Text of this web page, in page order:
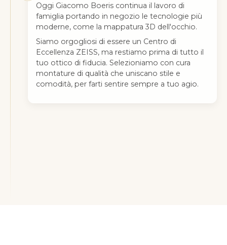
Oggi Giacomo Boeris continua il lavoro di
famiglia portando in negozio le tecnologie più
moderne, come la mappatura 3D dell'occhio.
Siamo orgogliosi di essere un Centro di
Eccellenza ZEISS, ma restiamo prima di tutto il
tuo ottico di fiducia. Selezioniamo con cura
montature di qualità che uniscano stile e
comodità, per farti sentire sempre a tuo agio.